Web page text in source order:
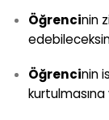
Öğrencinin
Öğrencinin
kurtulmasına